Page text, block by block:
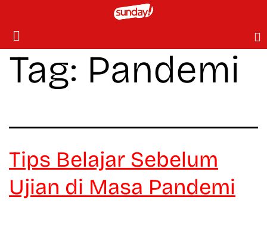
Tag: Pandemi
Tips Belajar Sebelum
Ujian di Masa Pandemi